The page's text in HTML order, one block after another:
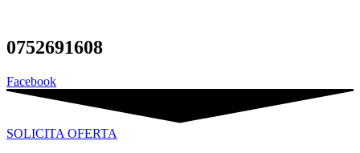
conținut
0752691608
Facebook
SOLICITA OFERTA